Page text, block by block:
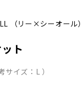
（リー×シーオール）
ト
イズ：L ）